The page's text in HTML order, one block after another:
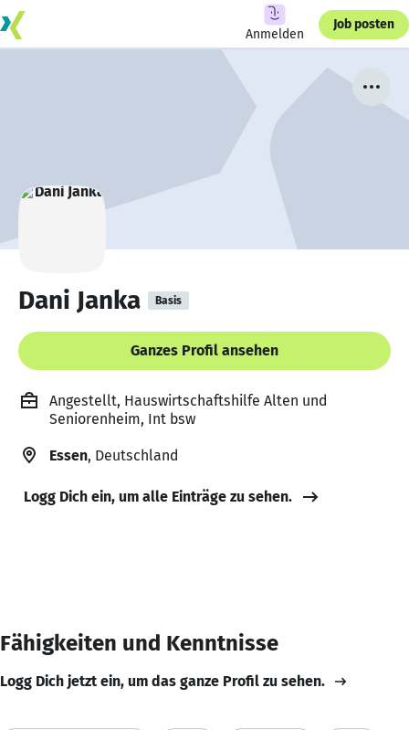
Anmelden
Job posten
Dani Janka Basis
Ganzes Profil ansehen
Angestellt, Hauswirtschaftshilfe Alten und
Seniorenheim, Int bsw
Essen, Deutschland
Logg Dich ein, um alle Einträge zu sehen.
Fähigkeiten und Kenntnisse
Logg Dich jetzt ein, um das ganze Profil zu sehen.